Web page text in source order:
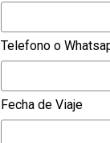
Telefono o
Fecha de Viaje